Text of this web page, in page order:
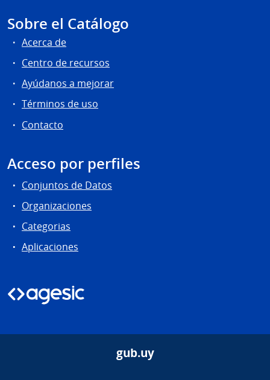
Sobre el Catálogo
Acerca de
Centro de recursos
Ayúdanos a mejorar
Términos de uso
Contacto
Acceso por perfiles
Conjuntos de Datos
Organizaciones
Categorias
Aplicaciones
gub.uy